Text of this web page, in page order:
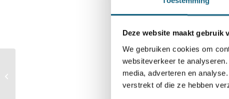
Deze website maakt gebruik
We gebruiken cookies om
websiteverkeer te
media, adverteren en
verstrekt of die ze hebben
overwinning (of
speelde een
verliezen. Op het
verschalken in